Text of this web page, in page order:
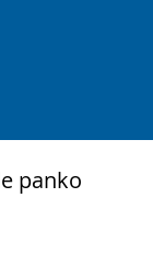
panko